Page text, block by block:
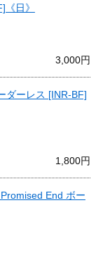
日》
3,000円
ダーレス [INR-BF]
1,800円
End ボー